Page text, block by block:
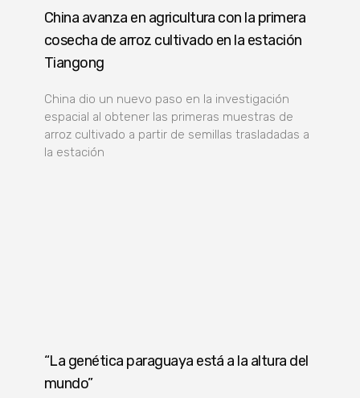
China avanza en agricultura con la primera
cosecha de arroz cultivado en la estación
Tiangong
China dio un nuevo paso en la investigación
espacial al obtener las primeras muestras de
arroz cultivado a partir de semillas trasladadas a
la estación
“La genética paraguaya está a la altura del
mundo”